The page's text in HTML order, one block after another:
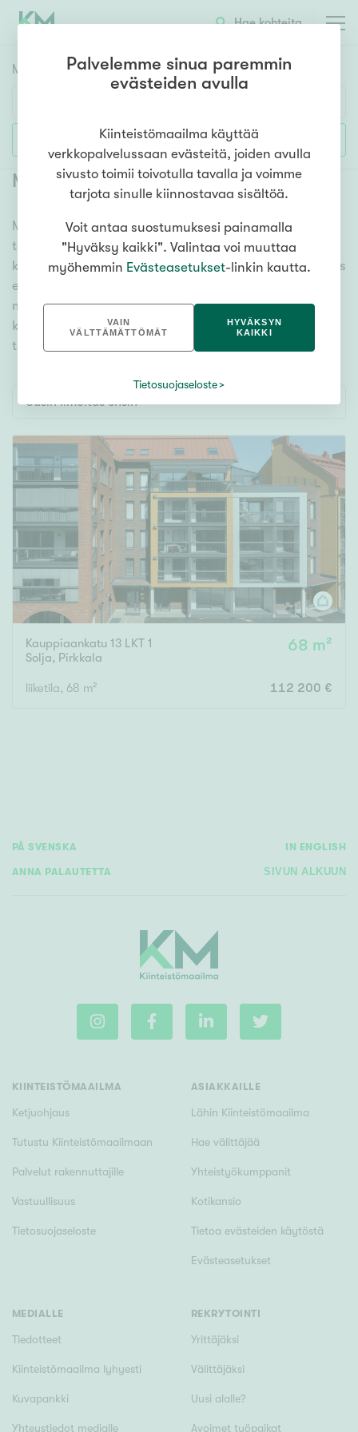
Hae kohteita
Myyntikohteet
Huoneluku
1h 2h 3h 4h 5h+
Asuntotyyppi
Kerros-/luhtitalo
Rivitalo/paritalo
Omakoti-/erillistalo
Maa- tai metsätila
Vapaa-ajan asunto
Autotalli
Muut
Hinta
000
Pinta-ala
Asuinpinta-ala Kokonaispinta-ala
Uudiskohteet
Tyydyttävä
Välttävä
Hissi
Järvi- tai merinäköala
Maalämpö
Parveke
Senioriasunto
Lisää hakuehtoja
Myytävät toimitilat Pirkkala Solja
Meiltä löydät myytävät toimitilat Pirkkala Solja, oli
tarpeesi mikä vain! Tuhansien kohteiden ja satojen
kiinteistönvälittäjien verkostomme auttaa sinua kenties
elämäsi tärkeimmässä päätöksessä. Katso alta kaikki
myytävät toimitilat Pirkkala Solja. Hyödynnä myös
kätevää hakutyökaluamme, jonka avulla löydät omien
toiveidesi mukaisen kodin.
Uusin ilmoitus ensin
Kauppiaankatu 13 LKT 1
Solja, Pirkkala
68 m²
liiketila, 68 m² 112 200 €
PÅ SVENSKA IN ENGLISH
ANNA PALAUTETTA SIVUN ALKUUN
KIINTEISTÖMAAILMA
Ketjuohjaus
Tutustu Kiinteistömaailmaan
Palvelut rakennuttajille
Vastuullisuus
Tietosuojaseloste
ASIAKKAILLE
Lähin Kiinteistömaailma
Hae välittäjää
Yhteistyökumppanit
Kotikansio
Tietoa evästeiden käytöstä
Evästeasetukset
MEDIALLE
Tiedotteet
Kiinteistömaailma lyhyesti
Kuvapankki
Yhteystiedot medialle
REKRYTOINTI
Yrittäjäksi
Välittäjäksi
Uusi alalle?
Avoimet työpaikat
Palvelemme sinua paremmin
evästeiden avulla
Kiinteistömaailma käyttää
verkkopalvelussaan evästeitä, joiden avulla
sivusto toimii toivotulla tavalla ja voimme
tarjota sinulle kiinnostavaa sisältöä.
Voit antaa suostumuksesi painamalla
"Hyväksy kaikki". Valintaa voi muuttaa
myöhemmin Evästeasetukset-linkin kautta.
VAIN
VÄLTTÄMÄTTÖMÄT
HYVÄKSYN
KAIKKI
Tietosuojaseloste